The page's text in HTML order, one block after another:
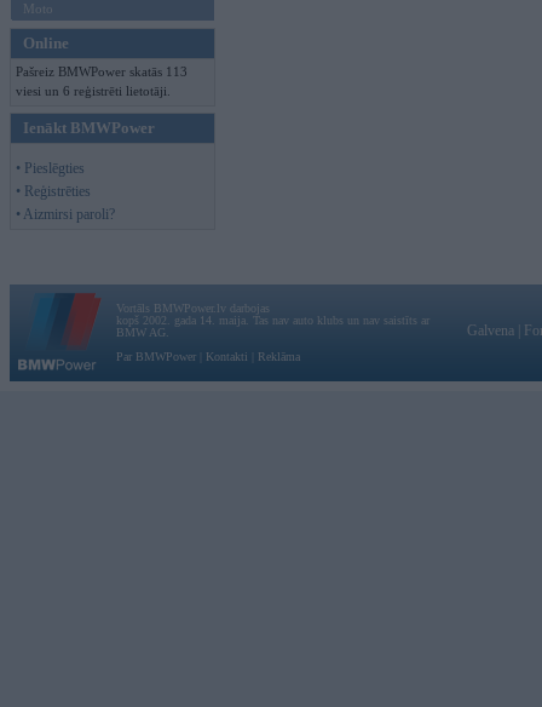
Moto
Online
Pašreiz BMWPower skatās 113
viesi un 6 reģistrēti lietotāji.
Ienākt BMWPower
• Pieslēgties
• Reģistrēties
• Aizmirsi paroli?
Vortāls BMWPower.lv darbojas
kopš 2002. gada 14. maija. Tas nav auto klubs un nav saistīts ar
BMW AG.
Par BMWPower
Kontakti Reklāma
Galvena